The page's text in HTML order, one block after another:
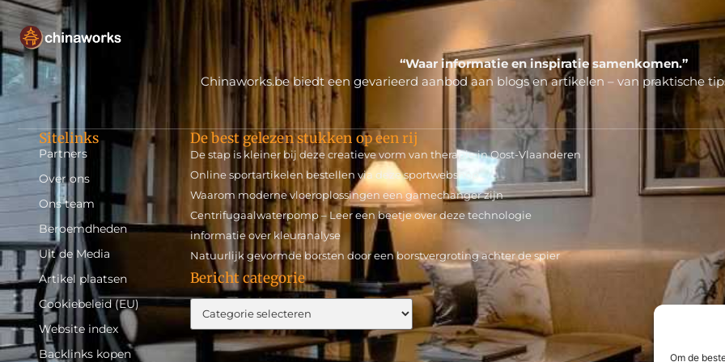
Om de
“Waar informatie en inspiratie samenkomen.”
Chinaworks.be biedt een gevarieerd aanbod aan blogs en artikelen – van praktische
Sitelinks
Partners
Over ons
Ons team
Beroemdheden
Uit de Media
Artikel plaatsen
Cookiebeleid (EU)
Website index
Backlinks kopen
De best gelezen stukken op een rij
De stap is kleiner bij deze creatieve vorm van therapie in Oost-Vlaanderen
Online sportartikelen bestellen via deze sportwebshop
Waarom moderne vloeroplossingen een gamechanger zijn
Centrifugaalwaterpomp – Leer een beetje over deze technologie
informatie over kleuranalyse
Natuurlijk gevormde borsten door een borstvergroting achter de spier
Bericht categorie